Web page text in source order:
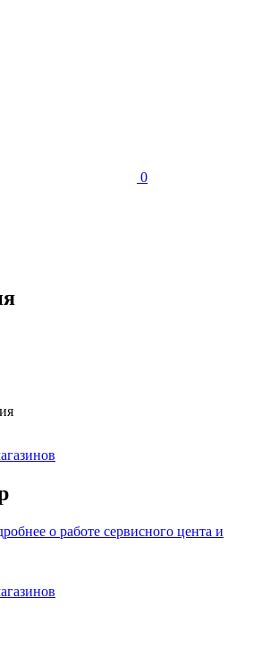
0
о работе сервисного цента и